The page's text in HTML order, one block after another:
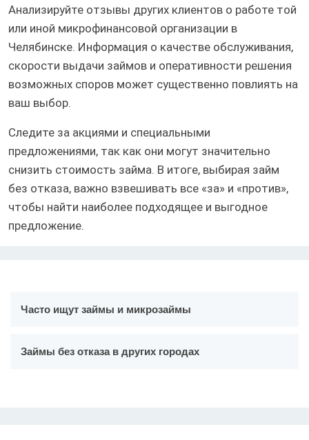
Анализируйте отзывы других клиентов о работе той
или иной микрофинансовой организации в
Челябинске. Информация о качестве обслуживания,
скорости выдачи займов и оперативности решения
возможных споров может существенно повлиять на
ваш выбор.
Следите за акциями и специальными
предложениями, так как они могут значительно
снизить стоимость займа. В итоге, выбирая займ
без отказа, важно взвешивать все «за» и «против»,
чтобы найти наиболее подходящее и выгодное
предложение.
Часто ищут займы и микрозаймы
Займы без отказа в других городах